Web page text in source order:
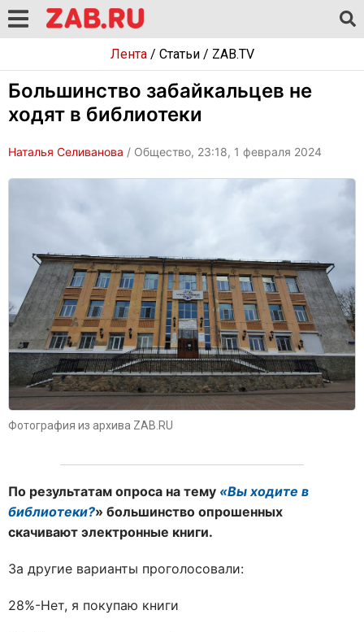
Лента/ Статьи/ ZAB.TV
Большинство забайкальцев не
ходят в библиотеки
Наталья Селиванова / Общество, 23:18, 1 февраля 2024
Фотография из архива ZAB.RU
По результатам опроса на тему «Вы ходите в
библиотеки?» большинство опрошенных
скачивают электронные книги.
За другие варианты проголосовали:
28%-Нет, я покупаю книги